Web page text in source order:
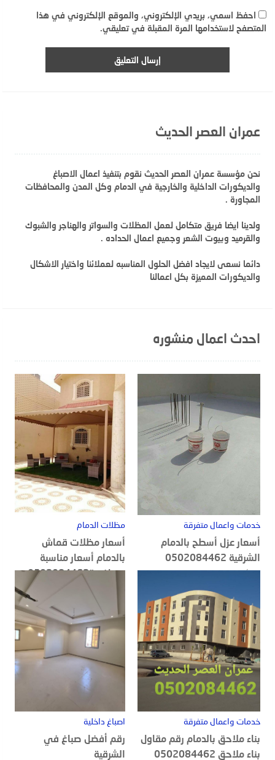
احفظ اسمي، بريدي الإلكتروني، والموقع الإلكتروني في هذا
المتصفح لاستخدامها المرة المقبلة في تعليقي.
عمران العصر الحديث
نحن مؤسسة عمران العصر الحديث نقوم بتنفيذ اعمال الاصباغ
والديكورات الداخلية والخارجية في الدمام وكل المدن والمحافظات
المجاورة .
ولدينا ايضا فريق متكامل لعمل المظلات والسواتر والهناجر والشبوك
والقرميد وبيوت الشعر وجميع اعمال الحداده .
دائما نسعى لايجاد افضل الحلول المناسبه لعملائنا واختيار الاشكال
والديكورات المميزة بكل اعمالنا
احدث اعمال منشوره
خدمات واعمال متفرقة
أسعار عزل أسطح بالدمام
الشرقية 0502084462
مظلات الدمام
أسعار مظلات قماش
بالدمام أسعار مناسبة
ومنافسة0502084462
خدمات واعمال متفرقة
بناء ملاحق بالدمام رقم مقاول
بناء ملاحق 0502084462
اصباغ داخلية
رقم أفضل صباغ في
الشرقية